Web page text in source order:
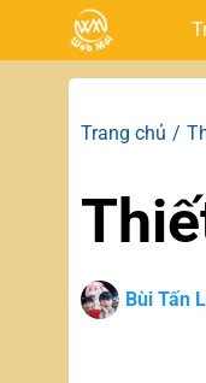
Trang chủ
Bùi Tấn